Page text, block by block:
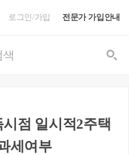
로그인/가입 전문가 가입안내
점 일시적2주택
세여부